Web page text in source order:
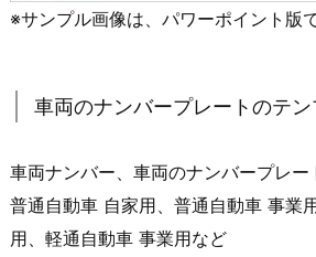
※サンプル画像は、パワーポイント版で
車両のナンバープレートのテ
車両ナンバー、車両のナンバープレー
普通自動車 自家用、普通自動車 事業
用、軽通自動車 事業用など